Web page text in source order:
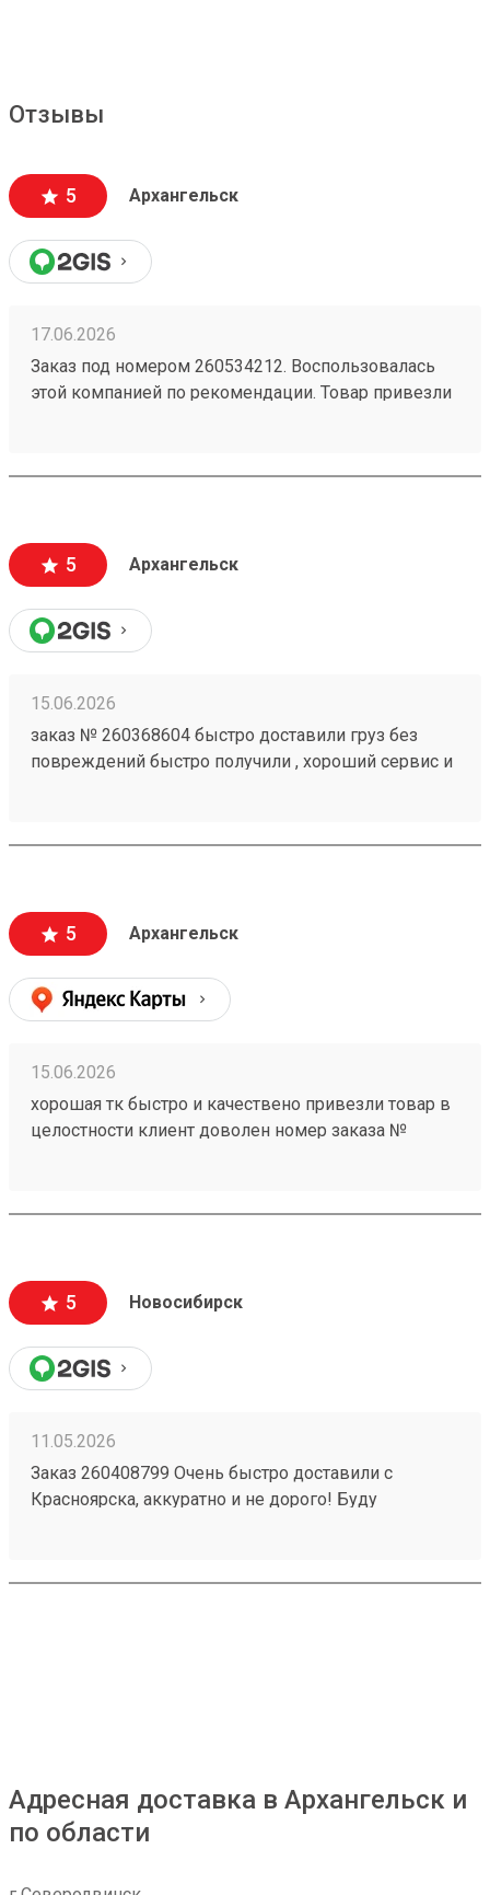
Отзывы
5 Архангельск
17.06.2026
Заказ под номером 260534212. Воспользовалась
этой компанией по рекомендации. Товар привезли
5 Архангельск
15.06.2026
заказ № 260368604 быстро доставили груз без
повреждений быстро получили , хороший сервис и
5 Архангельск
15.06.2026
хорошая тк быстро и качествено привезли товар в
целостности клиент доволен номер заказа №
5 Новосибирск
11.05.2026
Заказ 260408799 Очень быстро доставили с
Красноярска, аккуратно и не дорого! Буду
Адресная доставка в Архангельск и
по области